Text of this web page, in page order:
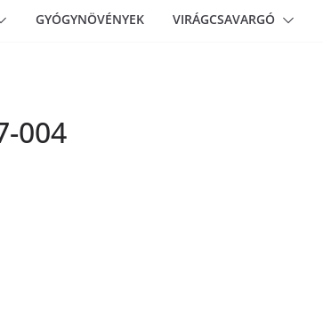
GYÓGYNÖVÉNYEK VIRÁGCSAVARGÓ
004